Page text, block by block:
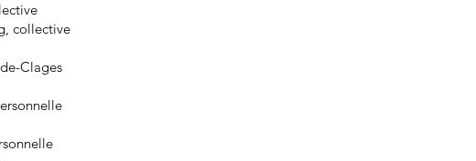
collective
Clages